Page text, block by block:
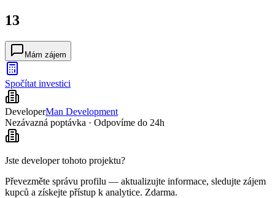
13
Mám zájem
Spočítat investici
DeveloperMan Development
Nezávazná poptávka · Odpovíme do 24h
Jste developer tohoto projektu?
Převezměte správu profilu — aktualizujte informace, sledujte zájem
kupců a získejte přístup k analytice. Zdarma.